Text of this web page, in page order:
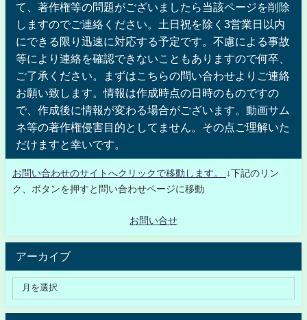
て、著作権等の問題がございましたら当該ページを削除
しますのでご連絡ください。土日祝を除く3営業日以内
にできる限り迅速に対応する予定です。不慮による事故
等により連絡を確認できないこともありますので何卒、
ご了承ください。まずはこちらの問い合わせよりご連絡
お願い致します。情報は作成時点の日時のものですの
で、作成後に情報が変わる場合がございます。動画サム
ネ等の著作権侵害目的としてません。その点ご理解いた
だけますと幸いです。
お問い合わせのサイトへクリックで移動します。
↓下記のリン
ク、ボタンを押すと問い合わせページに移動
お問い合せ
アーカイブ